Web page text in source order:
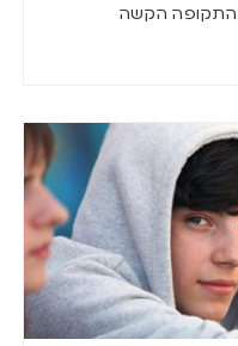
התקופה הקשה